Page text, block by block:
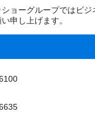
ョーグループではビジ
申し上げます。